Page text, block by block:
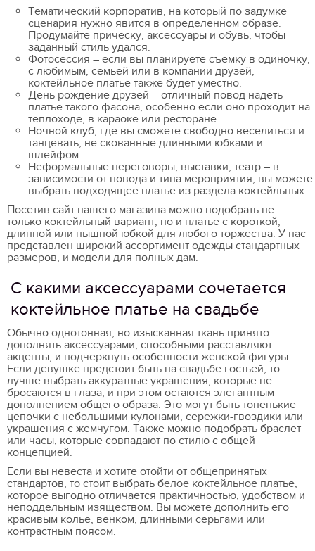
Тематический корпоратив, на который по задумке
сценария нужно явится в определенном образе.
Продумайте прическу, аксессуары и обувь, чтобы
заданный стиль удался.
Фотосессия – если вы планируете съемку в одиночку,
с любимым, семьей или в компании друзей,
коктейльное платье также будет уместно.
День рождение друзей – отличный повод надеть
платье такого фасона, особенно если оно проходит на
теплоходе, в караоке или ресторане.
Ночной клуб, где вы сможете свободно веселиться и
танцевать, не скованные длинными юбками и
шлейфом.
Неформальные переговоры, выставки, театр – в
зависимости от повода и типа мероприятия, вы можете
выбрать подходящее платье из раздела коктейльных.
Посетив сайт нашего магазина можно подобрать не
только коктейльный вариант, но и платье с короткой,
длинной или пышной юбкой для любого торжества. У нас
представлен широкий ассортимент одежды стандартных
размеров, и модели для полных дам.
С какими аксессуарами сочетается
коктейльное платье на свадьбе
Обычно однотонная, но изысканная ткань принято
дополнять аксессуарами, способными расставляют
акценты, и подчеркнуть особенности женской фигуры.
Если девушке предстоит быть на свадьбе гостьей, то
лучше выбрать аккуратные украшения, которые не
бросаются в глаза, и при этом остаются элегантным
дополнением общего образа. Это могут быть тоненькие
цепочки с небольшими кулонами, сережки-гвоздики или
украшения с жемчугом. Также можно подобрать браслет
или часы, которые совпадают по стилю с общей
концепцией.
Если вы невеста и хотите отойти от общепринятых
стандартов, то стоит выбрать белое коктейльное платье,
которое выгодно отличается практичностью, удобством и
неподдельным изяществом. Вы можете дополнить его
красивым колье, венком, длинными серьгами или
контрастным поясом.